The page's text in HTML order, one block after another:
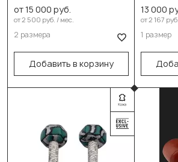
от 15 000 руб.
от 2 500 руб. / мес.
2 размера
Добавить в корзину
4 кг (пара)
13 000
от 2 167
1 размер
4 кг